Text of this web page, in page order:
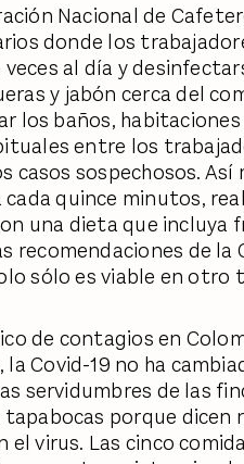
Nacional de
donde los
al día y
y jabón cerca del
los baños, habitaciones
entre los
casos sospechosos. Así
quince minutos,
una dieta que incluya
recomendaciones de la
sólo es viable en otro
de contagios en
Covid-19 no ha
servidumbres de las
porque dicen
virus. Las cinco